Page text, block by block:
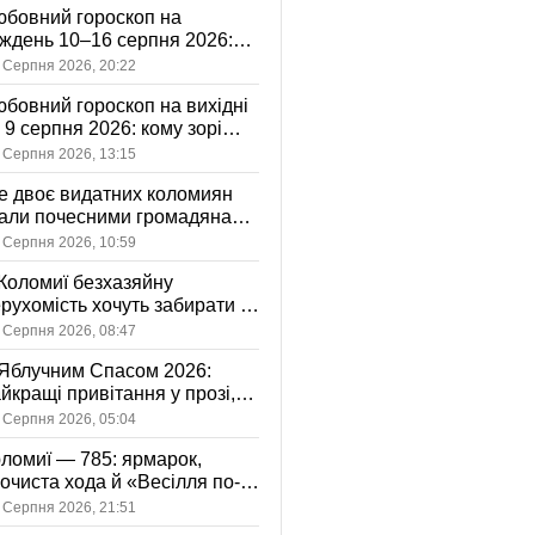
гороскоп на
10–16 серпня 2026:
зорі готують у стосунках
знаку
Серпня 2026, 20:22
гороскоп на вихідні
9 серпня 2026: кому зорі
ніжність, а кому —
розмову
Серпня 2026, 13:15
двоє видатних коломиян
почесними громадянами
Серпня 2026, 10:59
безхазяйну
хочуть забирати у
громади: що це
Серпня 2026, 08:47
Спасом 2026:
привітання у прозі,
та картинках
Серпня 2026, 05:04
— 785: ярмарок,
хода й «Весілля по-
— чим
День міста
Серпня 2026, 21:51